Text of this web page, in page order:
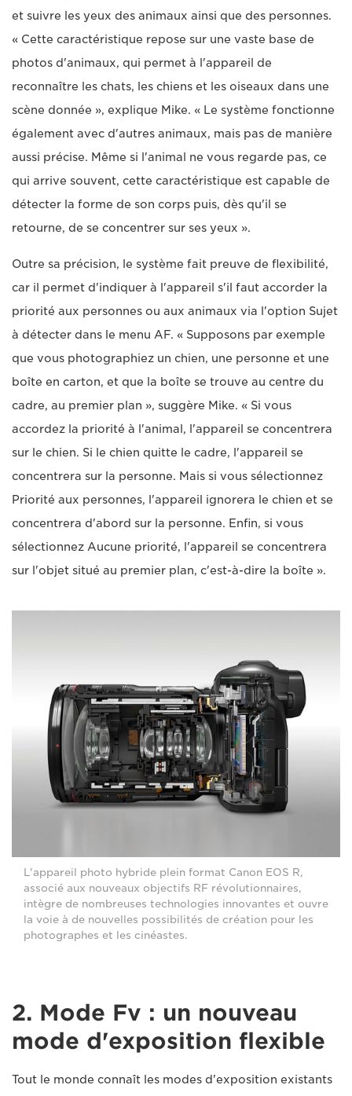
et suivre les yeux des animaux ainsi que des personnes.
« Cette caractéristique repose sur une vaste base de
photos d'animaux, qui permet à l'appareil de
reconnaître les chats, les chiens et les oiseaux dans une
scène donnée », explique Mike. « Le système fonctionne
également avec d'autres animaux, mais pas de manière
aussi précise. Même si l'animal ne vous regarde pas, ce
qui arrive souvent, cette caractéristique est capable de
détecter la forme de son corps puis, dès qu'il se
retourne, de se concentrer sur ses yeux ».
Outre sa précision, le système fait preuve de flexibilité,
car il permet d'indiquer à l'appareil s'il faut accorder la
priorité aux personnes ou aux animaux via l'option Sujet
à détecter dans le menu AF. « Supposons par exemple
que vous photographiez un chien, une personne et une
boîte en carton, et que la boîte se trouve au centre du
cadre, au premier plan », suggère Mike. « Si vous
accordez la priorité à l'animal, l'appareil se concentrera
sur le chien. Si le chien quitte le cadre, l'appareil se
concentrera sur la personne. Mais si vous sélectionnez
Priorité aux personnes, l'appareil ignorera le chien et se
concentrera d'abord sur la personne. Enfin, si vous
sélectionnez Aucune priorité, l'appareil se concentrera
sur l'objet situé au premier plan, c'est-à-dire la boîte ».
L'appareil photo hybride plein format Canon EOS R,
associé aux nouveaux objectifs RF révolutionnaires,
intègre de nombreuses technologies innovantes et ouvre
la voie à de nouvelles possibilités de création pour les
photographes et les cinéastes.
2. Mode Fv : un nouveau
mode d'exposition flexible
Tout le monde connaît les modes d'exposition existants